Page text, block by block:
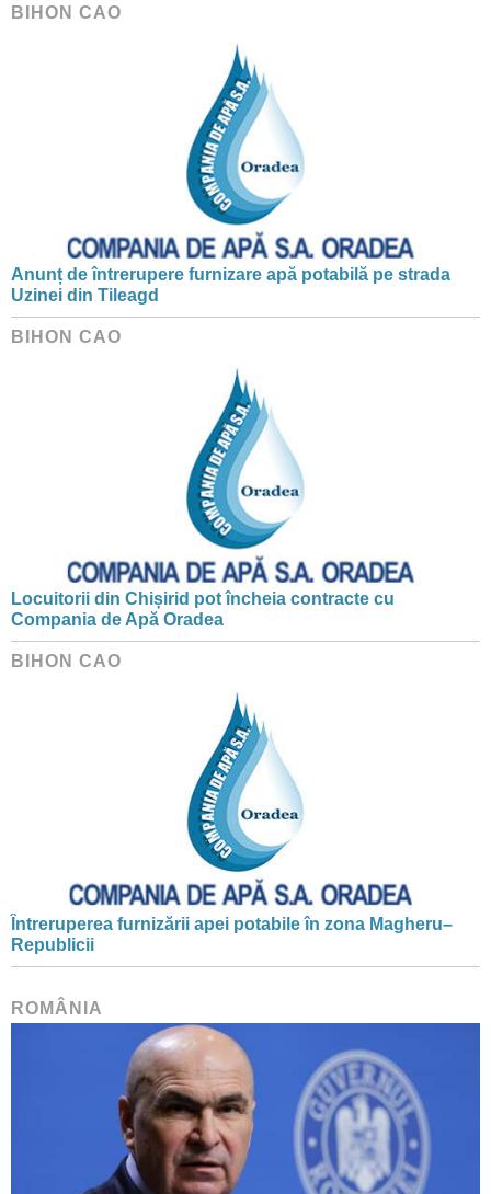
BIHON CAO
Anunț de întrerupere furnizare apă potabilă pe strada
Uzinei din Tileagd
BIHON CAO
Locuitorii din Chișirid pot încheia contracte cu
Compania de Apă Oradea
BIHON CAO
Întreruperea furnizării apei potabile în zona Magheru–
Republicii
ROMÂNIA